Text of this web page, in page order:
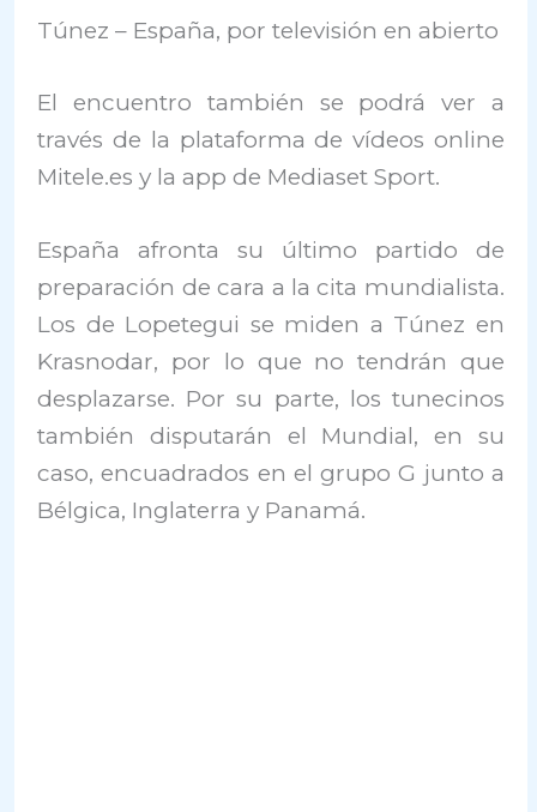
Túnez – España, por televisión en abierto
El encuentro también se podrá ver a
través de la plataforma de vídeos online
Mitele.es y la app de Mediaset Sport.
España afronta su último partido de
preparación de cara a la cita mundialista.
Los de Lopetegui se miden a Túnez en
Krasnodar, por lo que no tendrán que
desplazarse. Por su parte, los tunecinos
también disputarán el Mundial, en su
caso, encuadrados en el grupo G junto a
Bélgica, Inglaterra y Panamá.